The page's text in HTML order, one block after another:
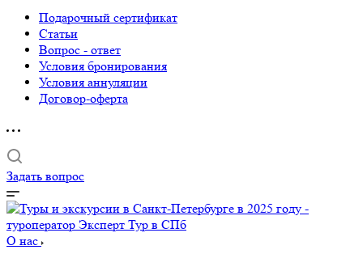
Подарочный сертификат
Статьи
Вопрос - ответ
Условия бронирования
Условия аннуляции
Договор-оферта
Задать вопрос
О нас